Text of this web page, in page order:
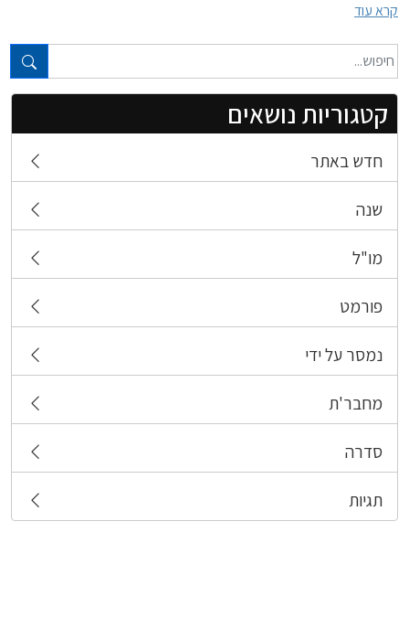
טקסט חופשי...
קטגוריות נושאים
חדש באתר
שנה
מו"ל
פורמט
נמסר על ידי
מחבר'ת
סדרה
תגיות
קרא עוד